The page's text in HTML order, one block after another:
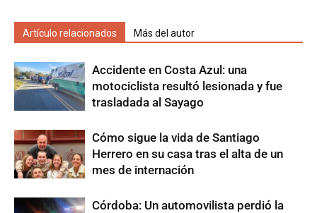
Artículo relacionados Más del autor
Accidente en Costa Azul: una
motociclista resultó lesionada y fue
trasladada al Sayago
Cómo sigue la vida de Santiago
Herrero en su casa tras el alta de un
mes de internación
Córdoba: Un automovilista perdió la